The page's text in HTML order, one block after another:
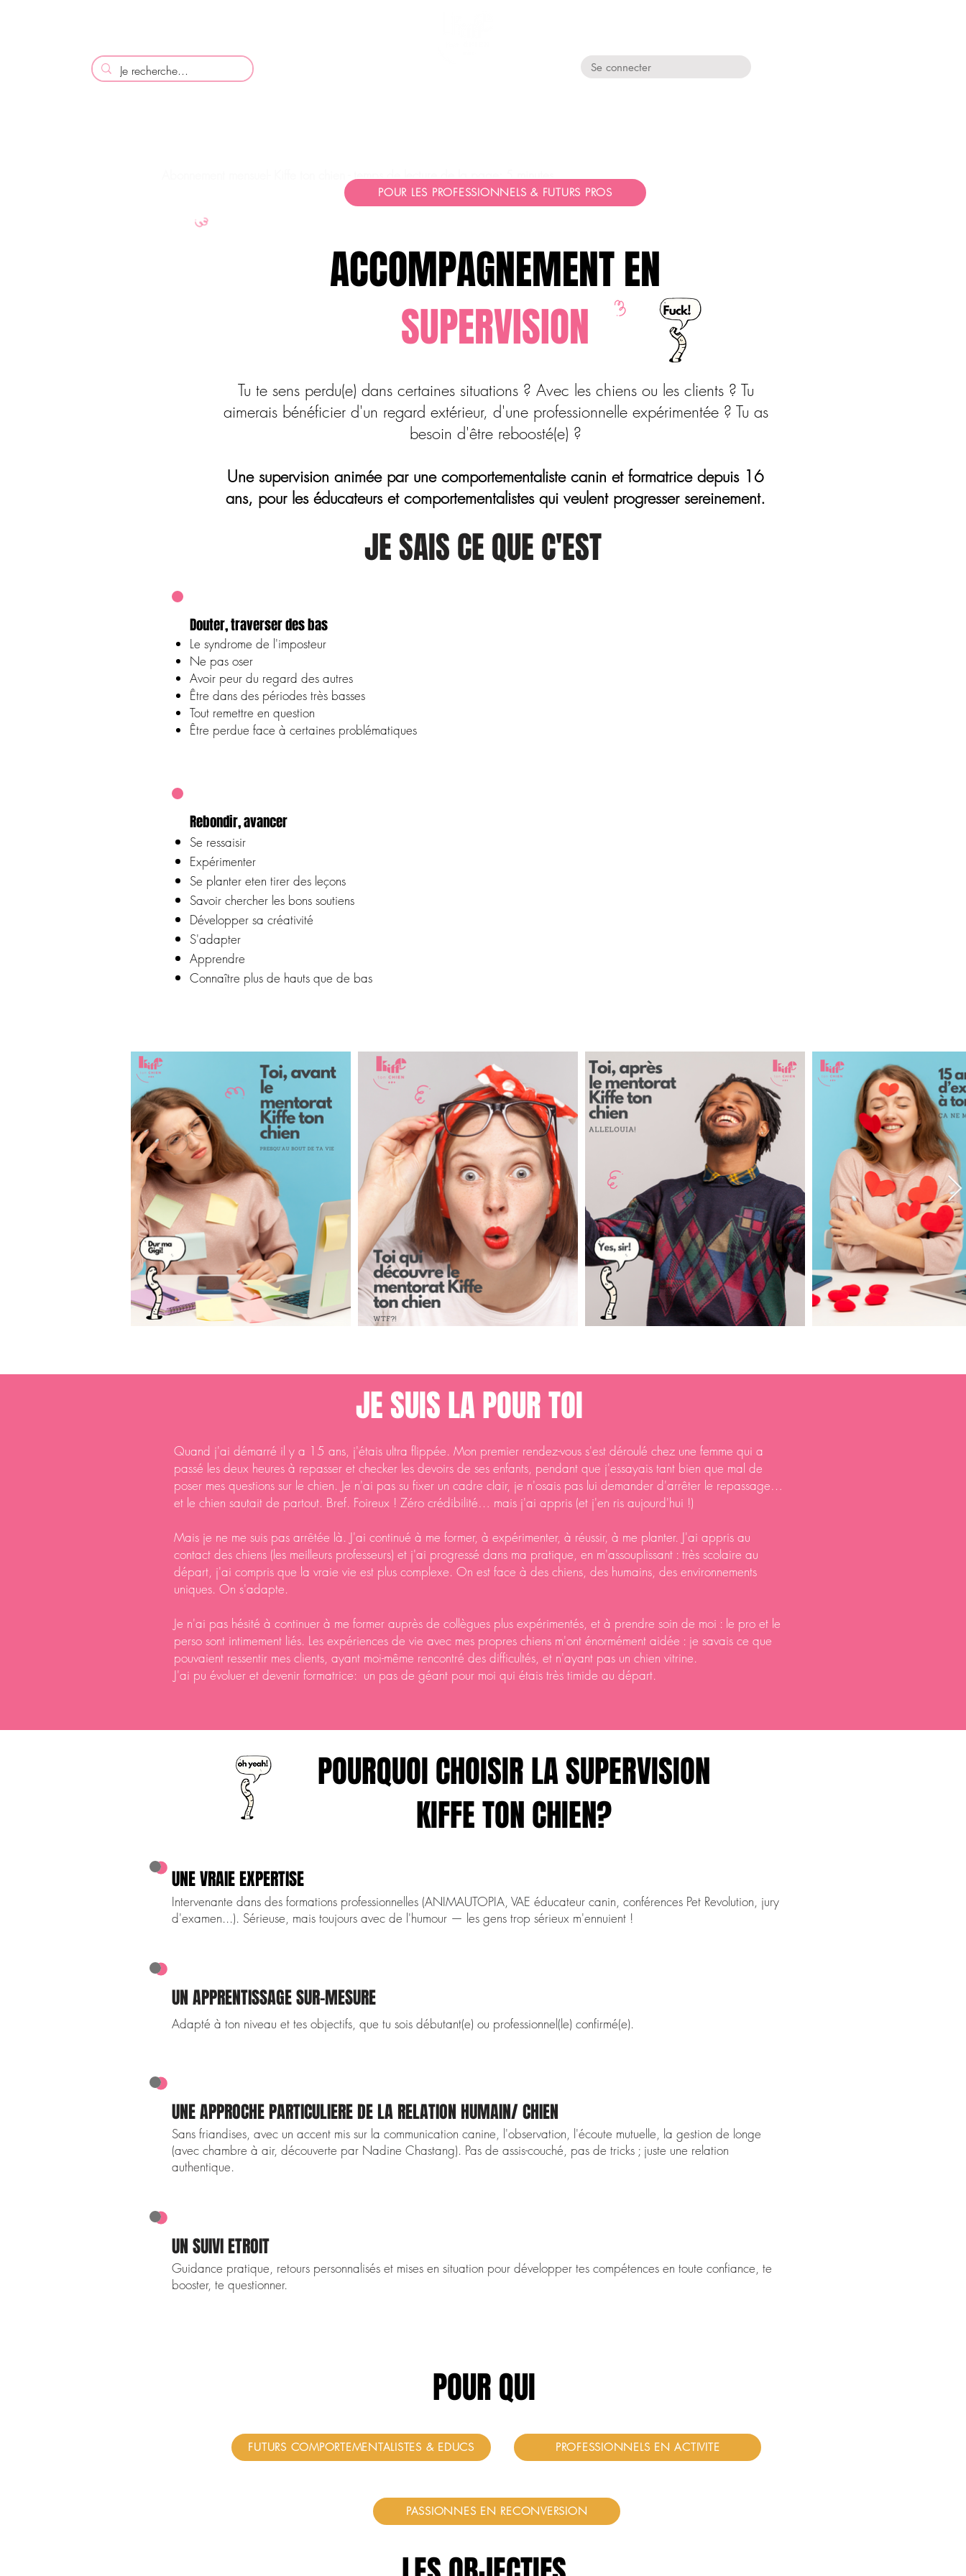
Se connecter
Abonnement mensuel- Kiffe ton chien - temps de lecture de la page: 5 minutes
POUR LES PROFESSIONNELS & FUTURS PROS
ACCOMPAGNEMENT EN
SUPERVISION
Tu te sens perdu(e) dans certaines situations ? Avec les chiens ou les clients ? Tu
aimerais bénéficier d'un regard extérieur, d'une professionnelle expérimentée ? Tu as
besoin d'être reboosté(e) ?
Une supervision animée par une comportementaliste canin et formatrice depuis 16
ans, pour les éducateurs et comportementalistes qui veulent progresser sereinement.
JE SAIS CE QUE C'EST
Douter, traverser des bas
Le syndrome de l'imposteur
Ne pas oser
Avoir peur du regard des autres
Être dans des périodes très basses
Tout remettre en question
Être perdue face à certaines problématiques
Rebondir, avancer
Se ressaisir
Expérimenter
Se planter eten tirer des leçons
Savoir chercher les bons soutiens
Développer sa créativité
S'adapter
Apprendre
Connaître plus de hauts que de bas
JE SUIS LA POUR TOI
Quand j'ai démarré il y a 15 ans, j'étais ultra flippée. Mon premier rendez-vous s'est déroulé chez une femme qui a
passé les deux heures à repasser et checker les devoirs de ses enfants, pendant que j'essayais tant bien que mal de
poser mes questions sur le chien. Je n'ai pas su fixer un cadre clair, je n'osais pas lui demander d'arrêter le repassage…
et le chien sautait de partout. Bref. Foireux ! Zéro crédibilité… mais j'ai appris (et j'en ris aujourd'hui !)
Mais je ne me suis pas arrêtée là. J'ai continué à me former, à expérimenter, à réussir, à me planter. J'ai appris au
contact des chiens (les meilleurs professeurs) et j'ai progressé dans ma pratique, en m'assouplissant : très scolaire au
départ, j'ai compris que la vraie vie est plus complexe. On est face à des chiens, des humains, des environnements
uniques. On s'adapte.
Je n'ai pas hésité à continuer à me former auprès de collègues plus expérimentés, et à prendre soin de moi : le pro et le
perso sont intimement liés. Les expériences de vie avec mes propres chiens m'ont énormément aidée : je savais ce que
pouvaient ressentir mes clients, ayant moi-même rencontré des difficultés, et n'ayant pas un chien vitrine.
J'ai pu évoluer et devenir formatrice: un pas de géant pour moi qui étais très timide au départ.
UNE VRAIE EXPERTISE
Intervenante dans des formations professionnelles (ANIMAUTOPIA, VAE éducateur canin, conférences Pet Revolution, jury
d'examen...). Sérieuse, mais toujours avec de l'humour — les gens trop sérieux m'ennuient !
POURQUOI CHOISIR LA SUPERVISION
KIFFE TON CHIEN?
UN APPRENTISSAGE SUR-MESURE
Adapté à ton niveau et tes objectifs, que tu sois débutant(e) ou professionnel(le) confirmé(e).
UNE APPROCHE PARTICULIERE DE LA RELATION HUMAIN/ CHIEN
Sans friandises, avec un accent mis sur la communication canine, l'observation, l'écoute mutuelle, la gestion de longe
(avec chambre à air, découverte par Nadine Chastang). Pas de assis-couché, pas de tricks ; juste une relation
authentique.
UN SUIVI ETROIT
Guidance pratique, retours personnalisés et mises en situation pour développer tes compétences en toute confiance, te
booster, te questionner.
POUR QUI
FUTURS COMPORTEMENTALISTES & EDUCS PROFESSIONNELS EN ACTIVITE
PASSIONNES EN RECONVERSION